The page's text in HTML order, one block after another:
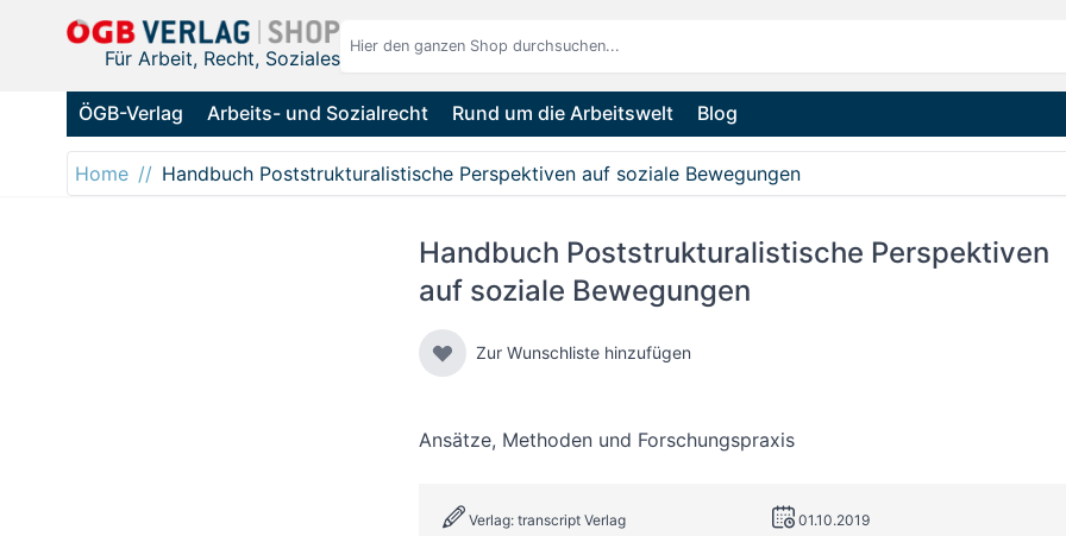
Direkt zum Inhalt
Für Arbeit, Recht, Soziales
ÖGB-Verlag Arbeits- und Sozialrecht Rund um die Arbeitswelt Blog
Home Handbuch Poststrukturalistische Perspektiven auf soziale Bewegungen
Handbuch Poststrukturalistische Perspektiven
auf soziale Bewegungen
Zur Wunschliste hinzufügen
Ansätze, Methoden und Forschungspraxis
Verlag: transcript Verlag 01.10.2019